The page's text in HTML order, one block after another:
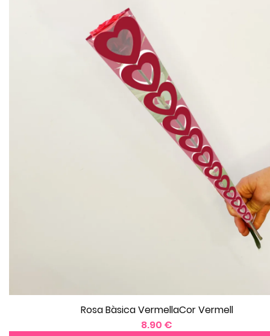
Rosa Bàsica VermellaCor Vermell
8.90 €